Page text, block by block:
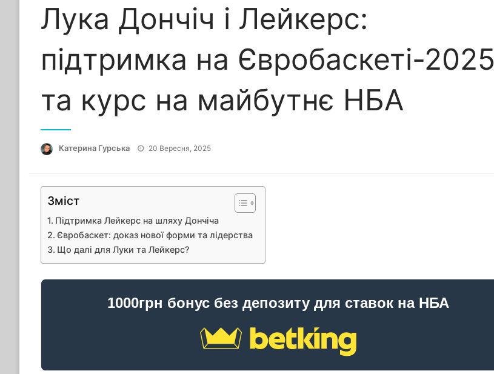
Лука Дончіч і Лейкерс:
підтримка на Євробаскеті-2025
та курс на майбутнє НБА
Катерина Гурська Опубліковано
20 Вересня, 2025
Зміст
Підтримка Лейкерс на шляху Дончіча
Євробаскет: доказ нової форми та лідерства
Що далі для Луки та Лейкерс?
1000грн бонус без депозиту для ставок на НБА